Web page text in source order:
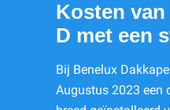
Kosten van
D met een
Bij Benelux
Augustus 2023 een